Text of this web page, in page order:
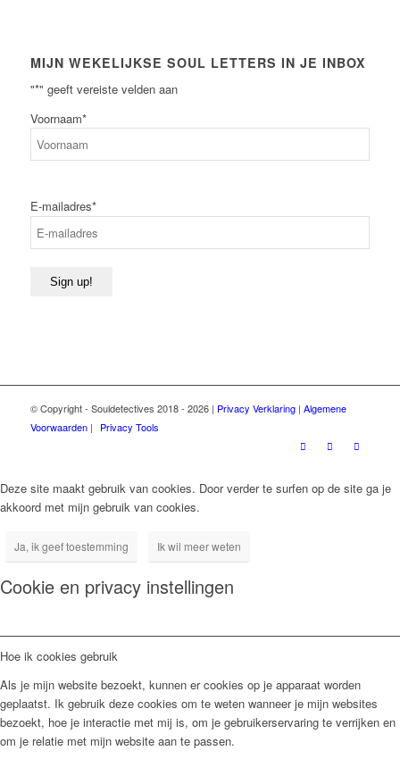
MIJN WEKELIJKSE SOUL LETTERS IN JE INBOX
"*" geeft vereiste velden aan
Voornaam*
E-mailadres*
Sign up!
© Copyright - Souldetectives 2018 - 2026 | Privacy Verklaring| Algemene
Voorwaarden| Privacy Tools
Deze site maakt gebruik van cookies. Door verder te surfen op de site ga je
akkoord met mijn gebruik van cookies.
Ja, ik geef toestemming Ik wil meer weten
Cookie en privacy instellingen
Hoe ik cookies gebruik
Als je mijn website bezoekt, kunnen er cookies op je apparaat worden
geplaatst. Ik gebruik deze cookies om te weten wanneer je mijn websites
bezoekt, hoe je interactie met mij is, om je gebruikerservaring te verrijken en
om je relatie met mijn website aan te passen.